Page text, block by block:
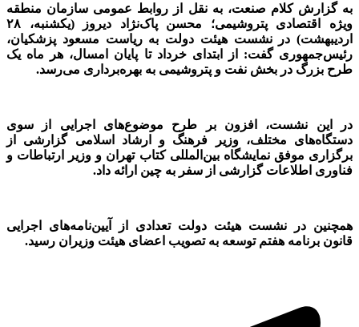
به گزارشکلام صنعت، به نقل از روابط عمومی سازمان منطقه
ویژه اقتصادی پتروشیمی؛ محسن پاک‌نژاد دیروز (یکشنبه، ۲۸
اردیبهشت) در نشست هیئت دولت به ریاست مسعود پزشکیان،
رئیس‌جمهوری گفت: از ابتدای خرداد تا پایان امسال، هر ماه یک
طرح بزرگ در بخش نفت و پتروشیمی به بهره‌برداری می‌رسد.
در این نشست، افزون بر طرح موضوع‌های اجرایی از سوی
دستگاه‌های مختلف، وزیر فرهنگ و ارشاد اسلامی گزارشی از
برگزاری موفق نمایشگاه بین‌المللی کتاب تهران و وزیر ارتباطات و
فناوری اطلاعات گزارشی از سفر به چین ارائه داد.
همچنین در نشست هیئت دولت تعدادی از آیین‌نامه‌های اجرایی
قانون برنامه هفتم توسعه به تصویب اعضای هیئت وزیران رسید.